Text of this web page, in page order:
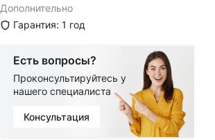
Дополнительно
Гарантия: 1 год
Есть вопросы?
Проконсультируйтесь у
нашего специалиста
Консультация